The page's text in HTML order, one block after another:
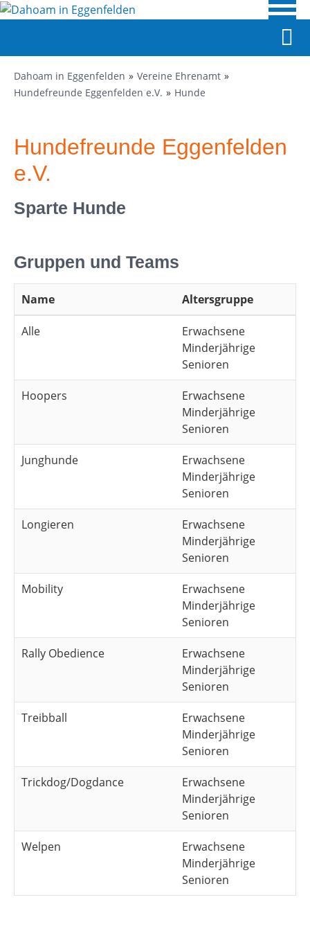
Dahoam in Eggenfelden
Vereine Ehrenamt
Hundefreunde Eggenfelden e.V.
Hunde
Hundefreunde Eggenfelden
e.V.
Sparte Hunde
Gruppen und Teams
Name Altersgruppe
Alle
Erwachsene
Minderjährige
Senioren
Hoopers
Erwachsene
Minderjährige
Senioren
Junghunde
Erwachsene
Minderjährige
Senioren
Longieren
Erwachsene
Minderjährige
Senioren
Mobility
Erwachsene
Minderjährige
Senioren
Rally Obedience
Erwachsene
Minderjährige
Senioren
Treibball
Erwachsene
Minderjährige
Senioren
Trickdog/Dogdance
Erwachsene
Minderjährige
Senioren
Welpen
Erwachsene
Minderjährige
Senioren